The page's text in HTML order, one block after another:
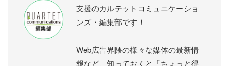
支援のカルテットコミュニケーショ
ンズ・編集部です！
Web広告界隈の様々な媒体の最新情
報など、知っておくと「ちょっと得